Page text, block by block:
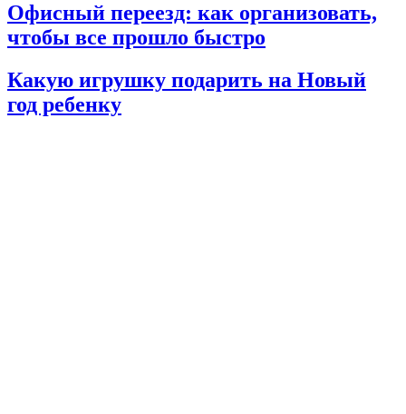
Офисный переезд: как организовать,
чтобы все прошло быстро
Какую игрушку подарить на Новый
год ребенку